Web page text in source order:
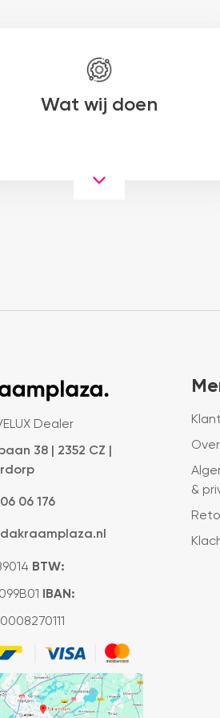
Wat wij doen
Dealer
38 | 2352 CZ |
06 176
BTW:
IBAN:
&